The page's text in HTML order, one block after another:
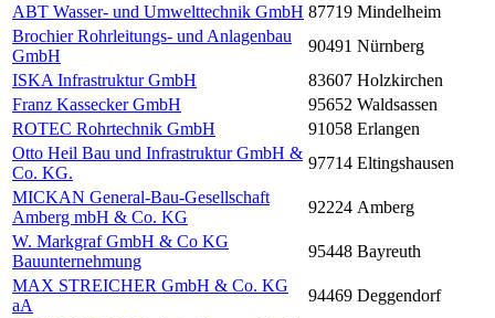
ABT Wasser- und Umwelttechnik GmbH 87719 Mindelheim
Brochier Rohrleitungs- und Anlagenbau
GmbH
90491 Nürnberg
ISKA Infrastruktur GmbH
83607 Holzkirchen
Franz Kassecker GmbH
95652 Waldsassen
ROTEC Rohrtechnik GmbH
91058 Erlangen
Otto Heil Bau und Infrastruktur GmbH &
Co. KG.
97714 Eltingshausen
MICKAN General-Bau-Gesellschaft
Amberg mbH & Co. KG
92224 Amberg
W. Markgraf GmbH & Co KG
Bauunternehmung
95448 Bayreuth
MAX STREICHER GmbH & Co. KG
aA
94469 Deggendorf